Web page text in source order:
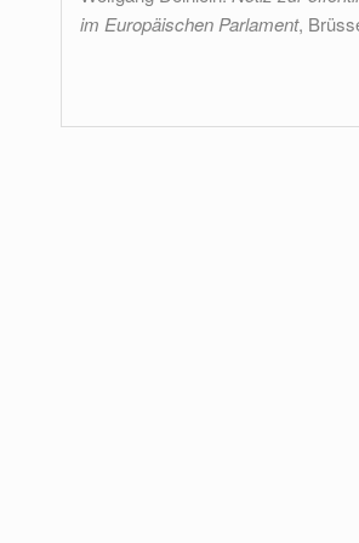
im Europäischen Parlament,